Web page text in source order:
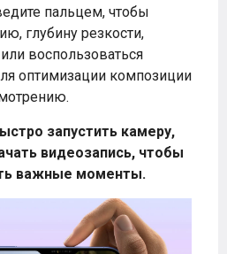
пальцем, чтобы
глубину резкости,
воспользоваться
оптимизации композиции
запустить камеру,
видеозапись, чтобы
важные моменты.